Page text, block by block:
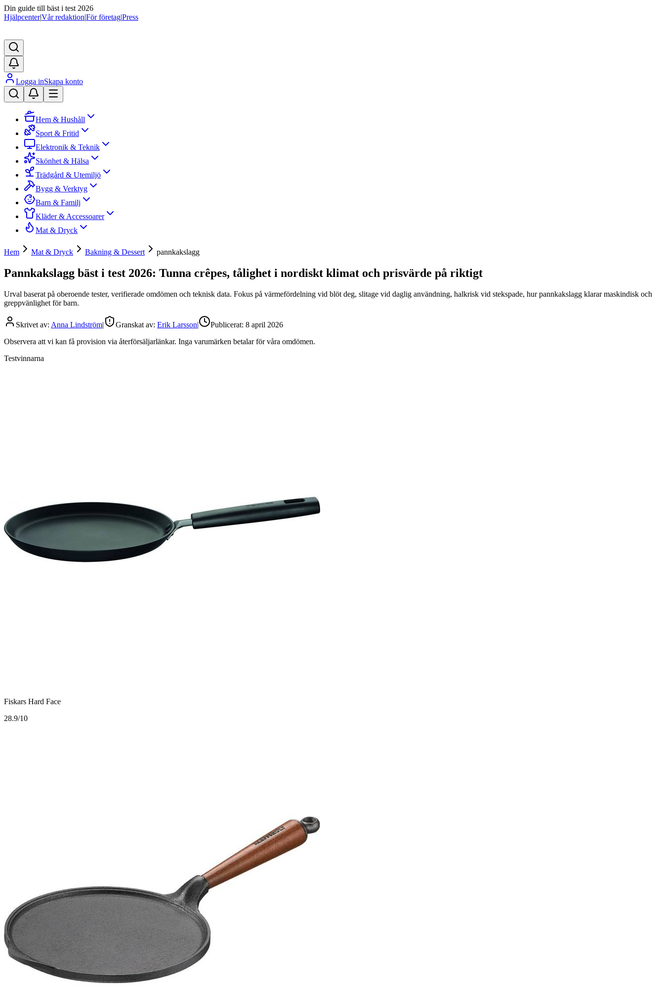
Din guide till bäst i test 2026
Hjälpcenter|Vår redaktion|För företag|Press
Logga inSkapa konto
Hem & Hushåll
Sport & Fritid
Elektronik & Teknik
Skönhet & Hälsa
Trädgård & Utemiljö
Bygg & Verktyg
Barn & Familj
Kläder & Accessoarer
Mat & Dryck
Hem Mat & Dryck Bakning & Dessert pannkakslagg
Pannkakslagg bäst i test 2026: Tunna crêpes, tålighet i nordiskt klimat och prisvärde på riktigt
Urval baserat på oberoende tester, verifierade omdömen och teknisk data. Fokus på värmefördelning vid blöt deg, slitage vid daglig användning, halkrisk vid stekspade, hur pannkakslagg klarar maskindisk och
greppvänlighet för barn.
Skrivet av: Anna Lindström| Granskat av: Erik Larsson| Publicerat: 8 april 2026
Observera att vi kan få provision via återförsäljarlänkar. Inga varumärken betalar för våra omdömen.
Testvinnarna
Fiskars Hard Face
28.9/10